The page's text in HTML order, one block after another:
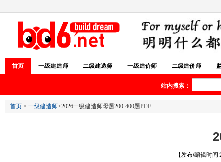
首页 一级建造师 二级建造师 一级造价师 二级造价师
站内搜索：
首页 > 一级建造师>2026一级建造师母题200-400题PDF
【发布/编辑时